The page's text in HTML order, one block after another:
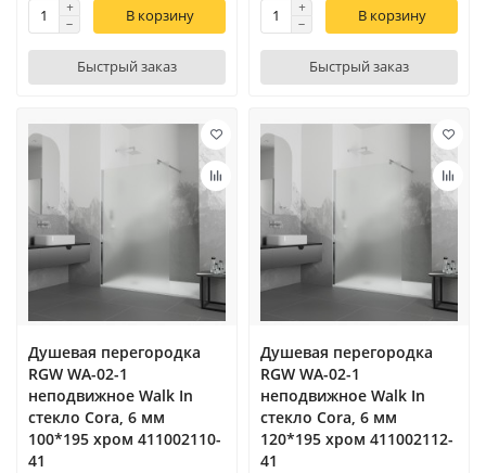
В корзину
Быстрый заказ
В корзину
Быстрый заказ
Душевая перегородка
RGW WA-02-1
неподвижное Walk In
cтекло Cora, 6 мм
100*195 xром 411002110-
41
Душевая перегородка
RGW WA-02-1
неподвижное Walk In
cтекло Cora, 6 мм
120*195 xром 411002112-
41